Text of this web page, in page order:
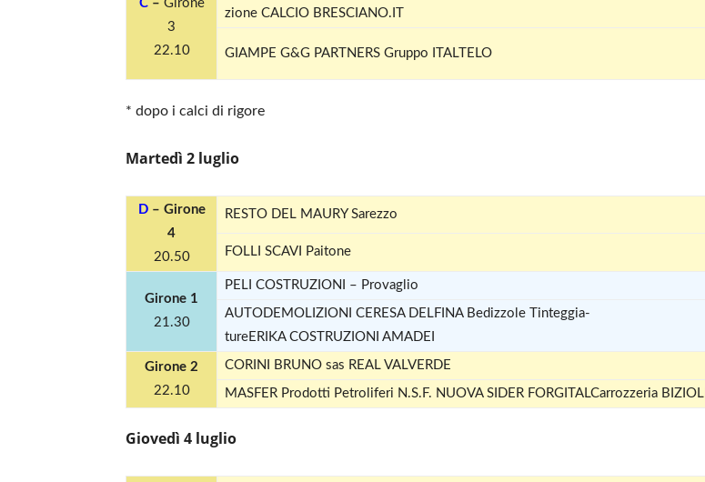
C– Girone
3
22.10
zione CALCIO BRESCIANO.IT
GIAMPE G&G PARTNERS Gruppo ITALTELO
* dopo i calci di rigore
Martedì 2 luglio
D– Girone
4
20.50
RESTO DEL MAURY Sarezzo
FOLLI SCAVI Paitone
Girone 1
21.30
PELI COSTRUZIONI – Provaglio
AUTODEMOLIZIONI CERESA DELFINA Bediz­zole Tin­teg­gia­
tureERIKA COSTRUZIONI AMADEI
Girone 2
22.10
CORINI BRUNO sas REAL VALVERDE
MASFER Pro­dotti Petro­li­feri N.S.F. NUOVA SIDER FORGITALCar­roz­ze­ria BIZIOLI
Giovedì 4 luglio